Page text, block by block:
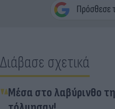
Διάβασε σχετικά
Μέσα στο λαβύρινθο